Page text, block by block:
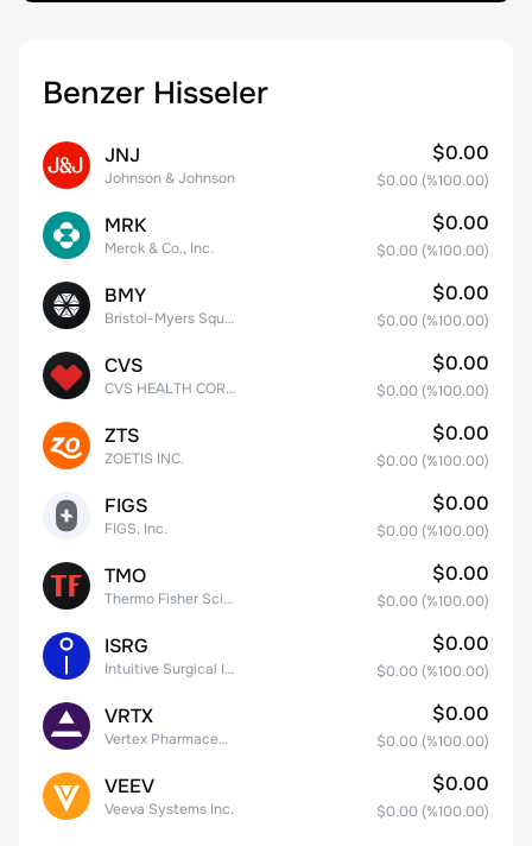
Benzer Hisseler
JNJ
Johnson & Johnson
$0.00
$0.00 (%100.00)
MRK
Merck & Co., Inc.
$0.00
$0.00 (%100.00)
BMY
Bristol-Myers Squibb Co.
$0.00
$0.00 (%100.00)
CVS
CVS HEALTH CORPORATION
$0.00
$0.00 (%100.00)
ZTS
ZOETIS INC.
$0.00
$0.00 (%100.00)
FIGS
FIGS, Inc.
$0.00
$0.00 (%100.00)
TMO
Thermo Fisher Scientific, Inc.
$0.00
$0.00 (%100.00)
ISRG
Intuitive Surgical Inc.
$0.00
$0.00 (%100.00)
VRTX
Vertex Pharmaceuticals Inc
$0.00
$0.00 (%100.00)
VEEV
Veeva Systems Inc.
$0.00
$0.00 (%100.00)